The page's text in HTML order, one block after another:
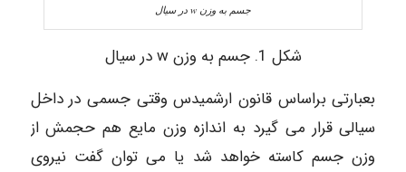
جسم به وزن w در سیال
شکل 1. جسم به وزن w در سیال
بعبارتی براساس قانون ارشمیدس وقتی جسمی در داخل
سیالی قرار می گیرد به اندازه وزن مایع هم حجمش از
وزن جسم کاسته خواهد شد یا می توان گفت نیروی